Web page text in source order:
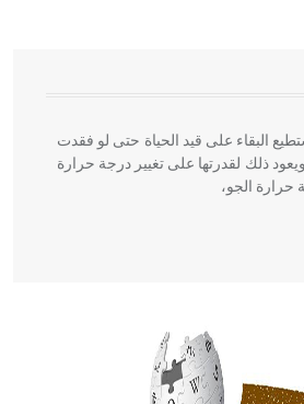
وخاصة في الواجهات
البقاء على قيد الحياة حتى لو فقدت
ذلك لقدرتها على تغيير درجة حرارة
حرارة الجو،
التغذية، ورسالته في جروح الرأس. ويعود
من الدين والفلسفة.